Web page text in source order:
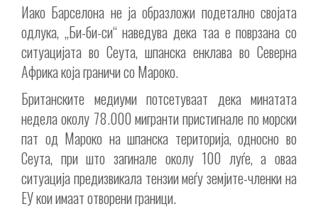
Иако Барселона не ја образложи подетално својата
одлука, „Би-би-си“ наведува дека таа е поврзана со
ситуацијата во Сеута, шпанска енклава во Северна
Африка која граничи со Мароко.
Британските медиуми потсетуваат дека минатата
недела околу 78.000 мигранти пристигнале по морски
пат од Мароко на шпанска територија, односно во
Сеута, при што загинале околу 100 луѓе, а оваа
ситуација предизвикала тензии меѓу земјите-членки на
ЕУ кои имаат отворени граници.